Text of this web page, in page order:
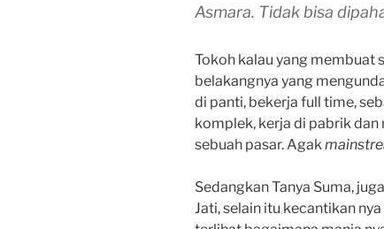
Asmara. Tidak bisa
Tokoh kalau yang membuat
belakangnya yang
di panti, bekerja full time,
komplek, kerja di pabrik
sebuah pasar. Agak
Sedangkan Tanya Suma,
Jati, selain itu kecantikan